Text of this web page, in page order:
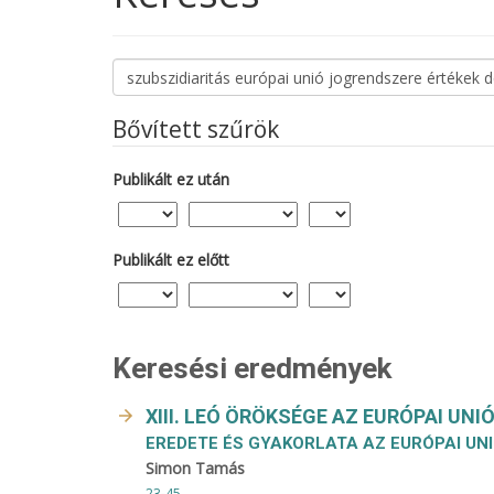
Cikkek
keresése
Bővített szűrök
Publikált ez után
Publikált ez előtt
Keresési eredmények
XIII. LEÓ ÖRÖKSÉGE AZ EURÓPAI
EREDETE ÉS GYAKORLATA AZ EURÓPAI
Simon Tamás